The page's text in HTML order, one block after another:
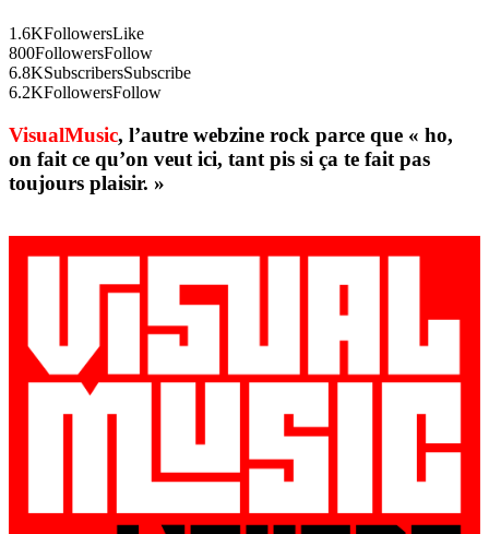
1.6KFollowersLike
800FollowersFollow
6.8KSubscribersSubscribe
6.2KFollowersFollow
VisualMusic, l’autre webzine rock parce que « ho,
on fait ce qu’on veut ici, tant pis si ça te fait pas
toujours plaisir. »